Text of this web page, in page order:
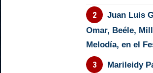
Juan Luis
Omar, Beéle,
Melodía, en el
Marileidy